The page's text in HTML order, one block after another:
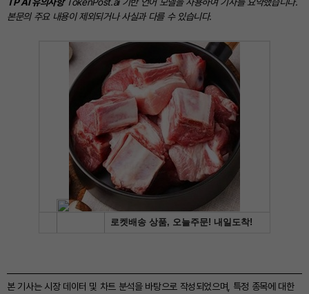
본문의 주요 내용이 제외되거나 사실과 다를 수 있습니다.
본 기사는 시장 데이터 및 차트 분석을 바탕으로 작성되었으며, 특정 종목에 대한